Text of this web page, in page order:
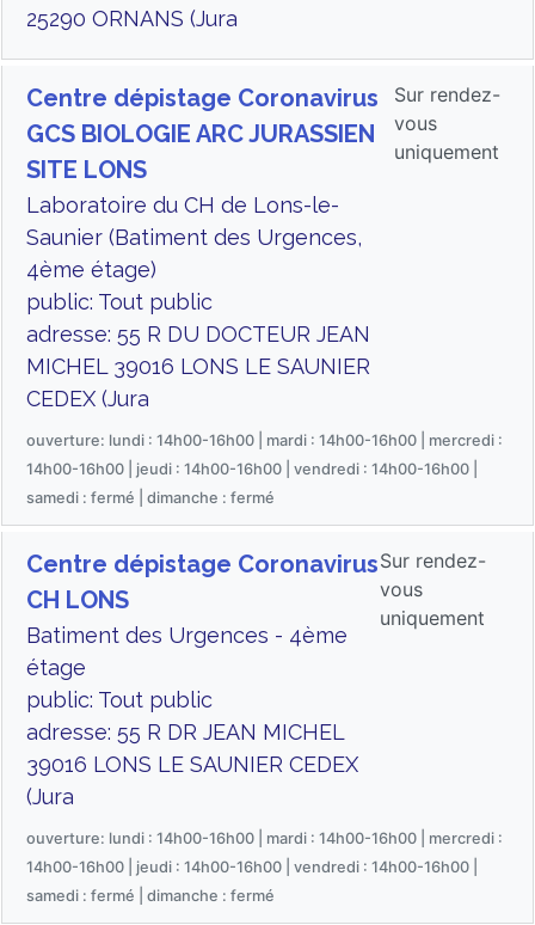
25290 ORNANS (Jura
Centre dépistage Coronavirus
GCS BIOLOGIE ARC JURASSIEN
SITE LONS
Laboratoire du CH de Lons-le-
Saunier (Batiment des Urgences,
4ème étage)
public: Tout public
adresse: 55 R DU DOCTEUR JEAN
MICHEL 39016 LONS LE SAUNIER
CEDEX (Jura
Sur rendez-
vous
uniquement
ouverture: lundi : 14h00-16h00 | mardi : 14h00-16h00 | mercredi :
14h00-16h00 | jeudi : 14h00-16h00 | vendredi : 14h00-16h00 |
samedi : fermé | dimanche : fermé
Centre dépistage Coronavirus
CH LONS
Batiment des Urgences - 4ème
étage
public: Tout public
adresse: 55 R DR JEAN MICHEL
39016 LONS LE SAUNIER CEDEX
(Jura
Sur rendez-
vous
uniquement
ouverture: lundi : 14h00-16h00 | mardi : 14h00-16h00 | mercredi :
14h00-16h00 | jeudi : 14h00-16h00 | vendredi : 14h00-16h00 |
samedi : fermé | dimanche : fermé